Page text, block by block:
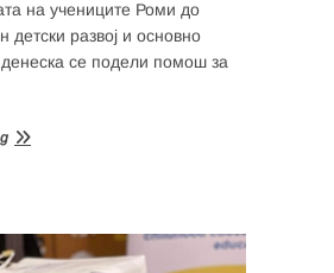
на учениците Роми до
детски развој и основно
се подели помош за